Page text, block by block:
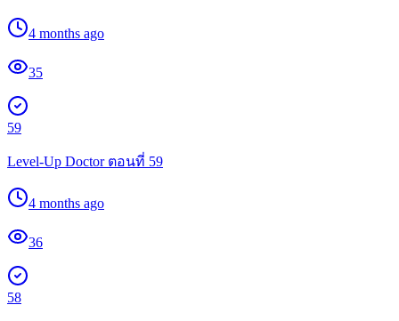
4 months ago
35
59
Level-Up Doctor ตอนที่ 59
4 months ago
36
58